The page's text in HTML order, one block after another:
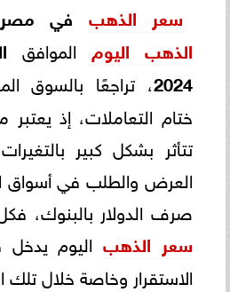
سعر الذهب في مصر
الذهب اليوم الموافق
2024، تراجعًا بالسوق
ختام التعاملات، إذ
تتأثر بشكل كبير
العرض والطلب في أسواق
صرف الدولار بالبنوك،
سعر الذهباليوم
الاستقرار وخاصة خلال تلك